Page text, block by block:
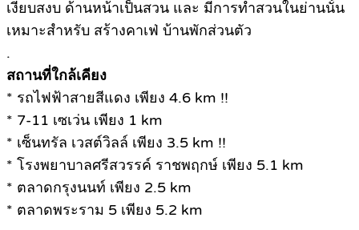
เงียบสงบ ด้านหน้าเป็นสวน และ มีการทำสวนในย่านนั้น
เหมาะสำหรับ สร้างคาเฟ่ บ้านพักส่วนตัว
.
สถานที่ใกล้เคียง
* รถไฟฟ้าสายสีแดง เพียง 4.6 km !!
* 7-11 เซเว่น เพียง 1 km
* เซ็นทรัล เวสต์วิลล์ เพียง 3.5 km !!
* โรงพยาบาลศรีสวรรค์ ราชพฤกษ์ เพียง 5.1 km
* ตลาดกรุงนนท์ เพียง 2.5 km
* ตลาดพระราม 5 เพียง 5.2 km